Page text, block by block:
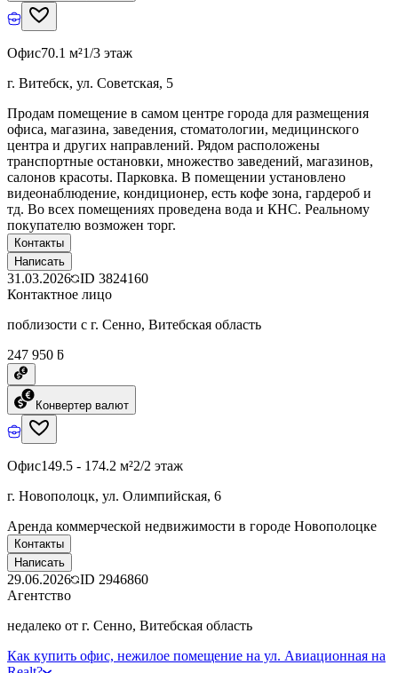
Офис70.1 м²1/3 этаж
г. Витебск, ул. Советская, 5
Продам помещение в самом центре города для размещения
офиса, магазина, заведения, стоматологии, медицинского
центра и других направлений. Рядом расположены
транспортные остановки, множество заведений, магазинов,
салонов красоты. Парковка. В помещении установлено
видеонаблюдение, кондиционер, есть кофе зона, гардероб и
тд. Во всех помещениях проведена вода и КНС. Реальному
покупателю возможен торг.
Контакты
Написать
31.03.2026 ID 3824160
Контактное лицо
поблизости с г. Сенно, Витебская область
247 950 ƃ
Конвертер валют
Офис149.5 - 174.2 м²2/2 этаж
г. Новополоцк, ул. Олимпийская, 6
Аренда коммерческой недвижимости в городе Новополоцке
Контакты
Написать
29.06.2026 ID 2946860
Агентство
недалеко от г. Сенно, Витебская область
Как купить офис, нежилое помещение на ул. Авиационная на